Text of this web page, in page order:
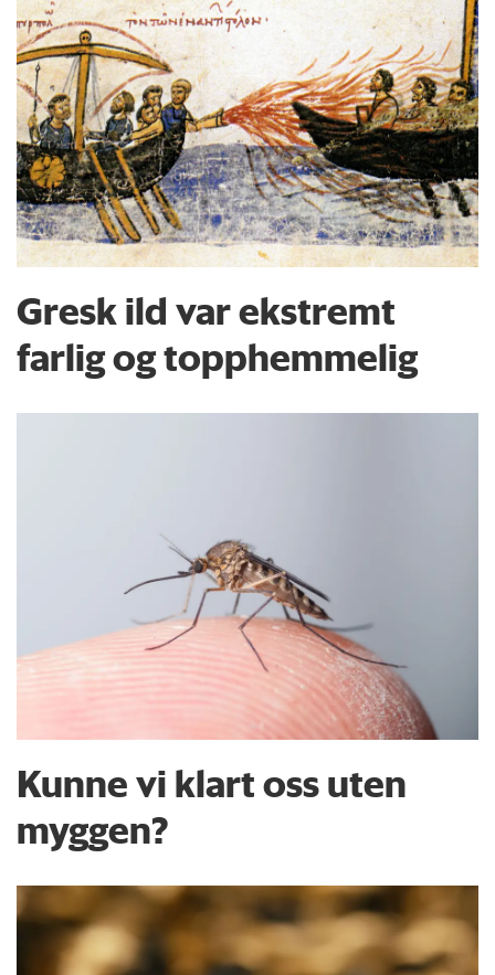
Gresk ild var ekstremt
farlig og topphemmelig
Kunne vi klart oss uten
myggen?